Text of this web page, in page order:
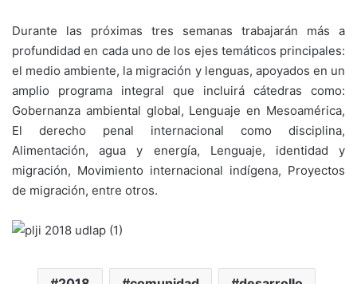
Durante las próximas tres semanas trabajarán más a
profundidad en cada uno de los ejes temáticos principales:
el medio ambiente, la migración y lenguas, apoyados en un
amplio programa integral que incluirá cátedras como:
Gobernanza ambiental global, Lenguaje en Mesoamérica,
El derecho penal internacional como disciplina,
Alimentación, agua y energía, Lenguaje, identidad y
migración, Movimiento internacional indígena, Proyectos
de migración, entre otros.